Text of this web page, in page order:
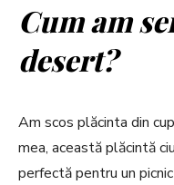
Cum am
desert?
Am scos plăcinta din
mea, această plăcintă
perfectă pentru un